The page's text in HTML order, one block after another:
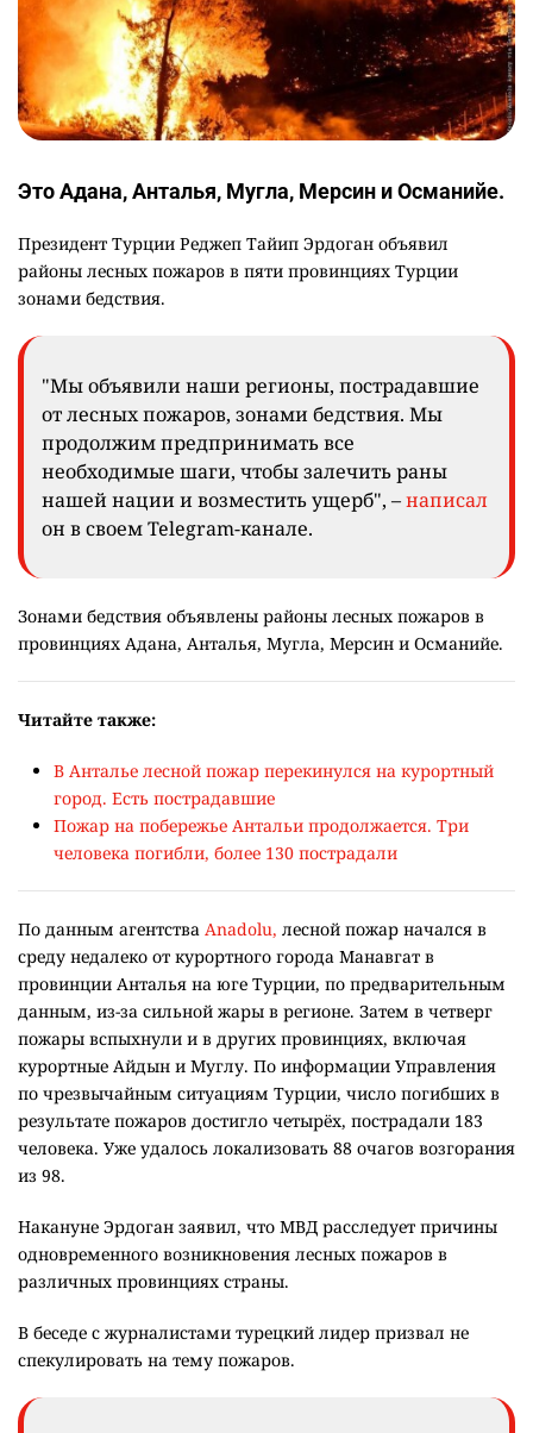
Это Адана, Анталья, Мугла, Мерсин и Османийе.
Президент Турции Реджеп Тайип Эрдоган объявил
районы лесных пожаров в пяти провинциях Турции
зонами бедствия.
"Мы объявили наши регионы, пострадавшие
от лесных пожаров, зонами бедствия. Мы
продолжим предпринимать все
необходимые шаги, чтобы залечить раны
нашей нации и возместить ущерб", –написал
он в своем Telegram-канале.
Зонами бедствия объявлены районы лесных пожаров в
провинциях Адана, Анталья, Мугла, Мерсин и Османийе.
Читайте также:
В Анталье лесной пожар перекинулся на курортный
город. Есть пострадавшие
Пожар на побережье Антальи продолжается. Три
человека погибли, более 130 пострадали
По данным агентства Anadolu, лесной пожар начался в
среду недалеко от курортного города Манавгат в
провинции Анталья на юге Турции, по предварительным
данным, из-за сильной жары в регионе. Затем в четверг
пожары вспыхнули и в других провинциях, включая
курортные Айдын и Муглу. По информации Управления
по чрезвычайным ситуациям Турции, число погибших в
результате пожаров достигло четырёх, пострадали 183
человека. Уже удалось локализовать 88 очагов возгорания
из 98.
Накануне Эрдоган заявил, что МВД расследует причины
одновременного возникновения лесных пожаров в
различных провинциях страны.
В беседе с журналистами турецкий лидер призвал не
спекулировать на тему пожаров.